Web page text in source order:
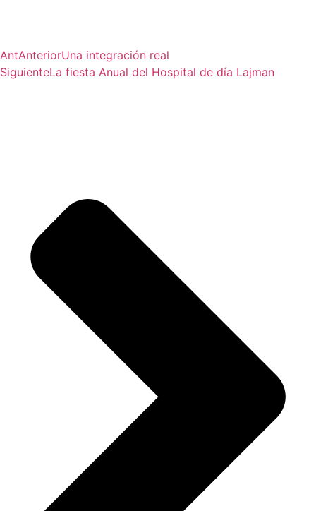
AntAnteriorUna integración real
SiguienteLa fiesta Anual del Hospital de día Lajman